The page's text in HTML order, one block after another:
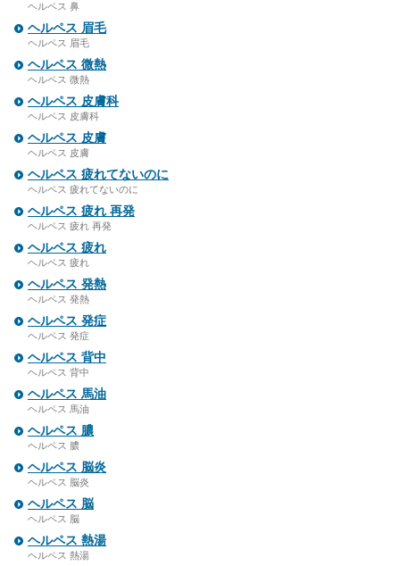
ヘルペス 鼻
ヘルペス 眉毛
ヘルペス 眉毛
ヘルペス 微熱
ヘルペス 微熱
ヘルペス 皮膚科
ヘルペス 皮膚科
ヘルペス 皮膚
ヘルペス 皮膚
ヘルペス 疲れてないのに
ヘルペス 疲れてないのに
ヘルペス 疲れ 再発
ヘルペス 疲れ 再発
ヘルペス 疲れ
ヘルペス 疲れ
ヘルペス 発熱
ヘルペス 発熱
ヘルペス 発症
ヘルペス 発症
ヘルペス 背中
ヘルペス 背中
ヘルペス 馬油
ヘルペス 馬油
ヘルペス 膿
ヘルペス 膿
ヘルペス 脳炎
ヘルペス 脳炎
ヘルペス 脳
ヘルペス 脳
ヘルペス 熱湯
ヘルペス 熱湯